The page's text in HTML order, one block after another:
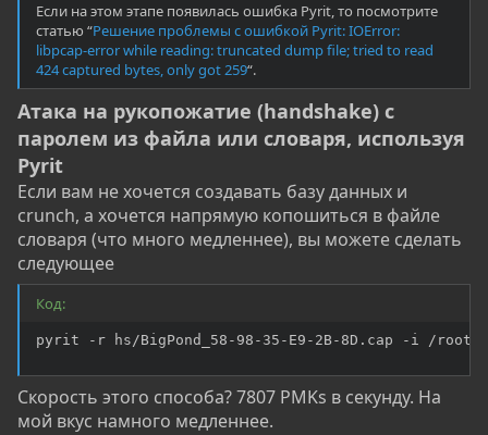
Если на этом этапе появилась ошибка Pyrit, то посмотрите
статью “Решение проблемы с ошибкой Pyrit: IOError:
libpcap-error while reading: truncated dump file; tried to read
424 captured bytes, only got 259“.
Атака на рукопожатие (handshake) с
паролем из файла или словаря, используя
Pyrit
Если вам не хочется создавать базу данных и
crunch, а хочется напрямую копошиться в файле
словаря (что много медленнее), вы можете сделать
следующее
Код:
pyrit -r hs/BigPond_58-98-35-E9-2B-8D.cap -i /root/
Скорость этого способа? 7807 PMKs в секунду. На
мой вкус намного медленнее.